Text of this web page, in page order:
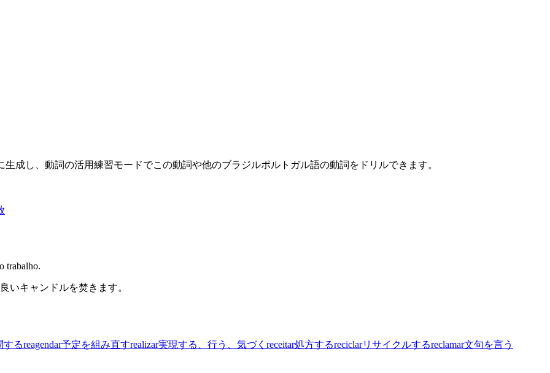
成し、動詞の活用練習モードでこの動詞や他のブラジルポルトガル語の動詞をドリルできます。
trabalho.
いキャンドルを焚きます。
するreagendar予定を組み直すrealizar実現する、行う、気づく receitar処方するreciclarリサイクルするreclamar文句を言う